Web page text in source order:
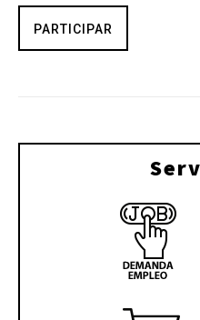
PARTICIPAR